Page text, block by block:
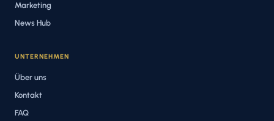
Marketing
News Hub
UNTERNEHMEN
Über uns
Kontakt
FAQ